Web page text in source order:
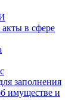
в сфере
заполнения
имуществе и